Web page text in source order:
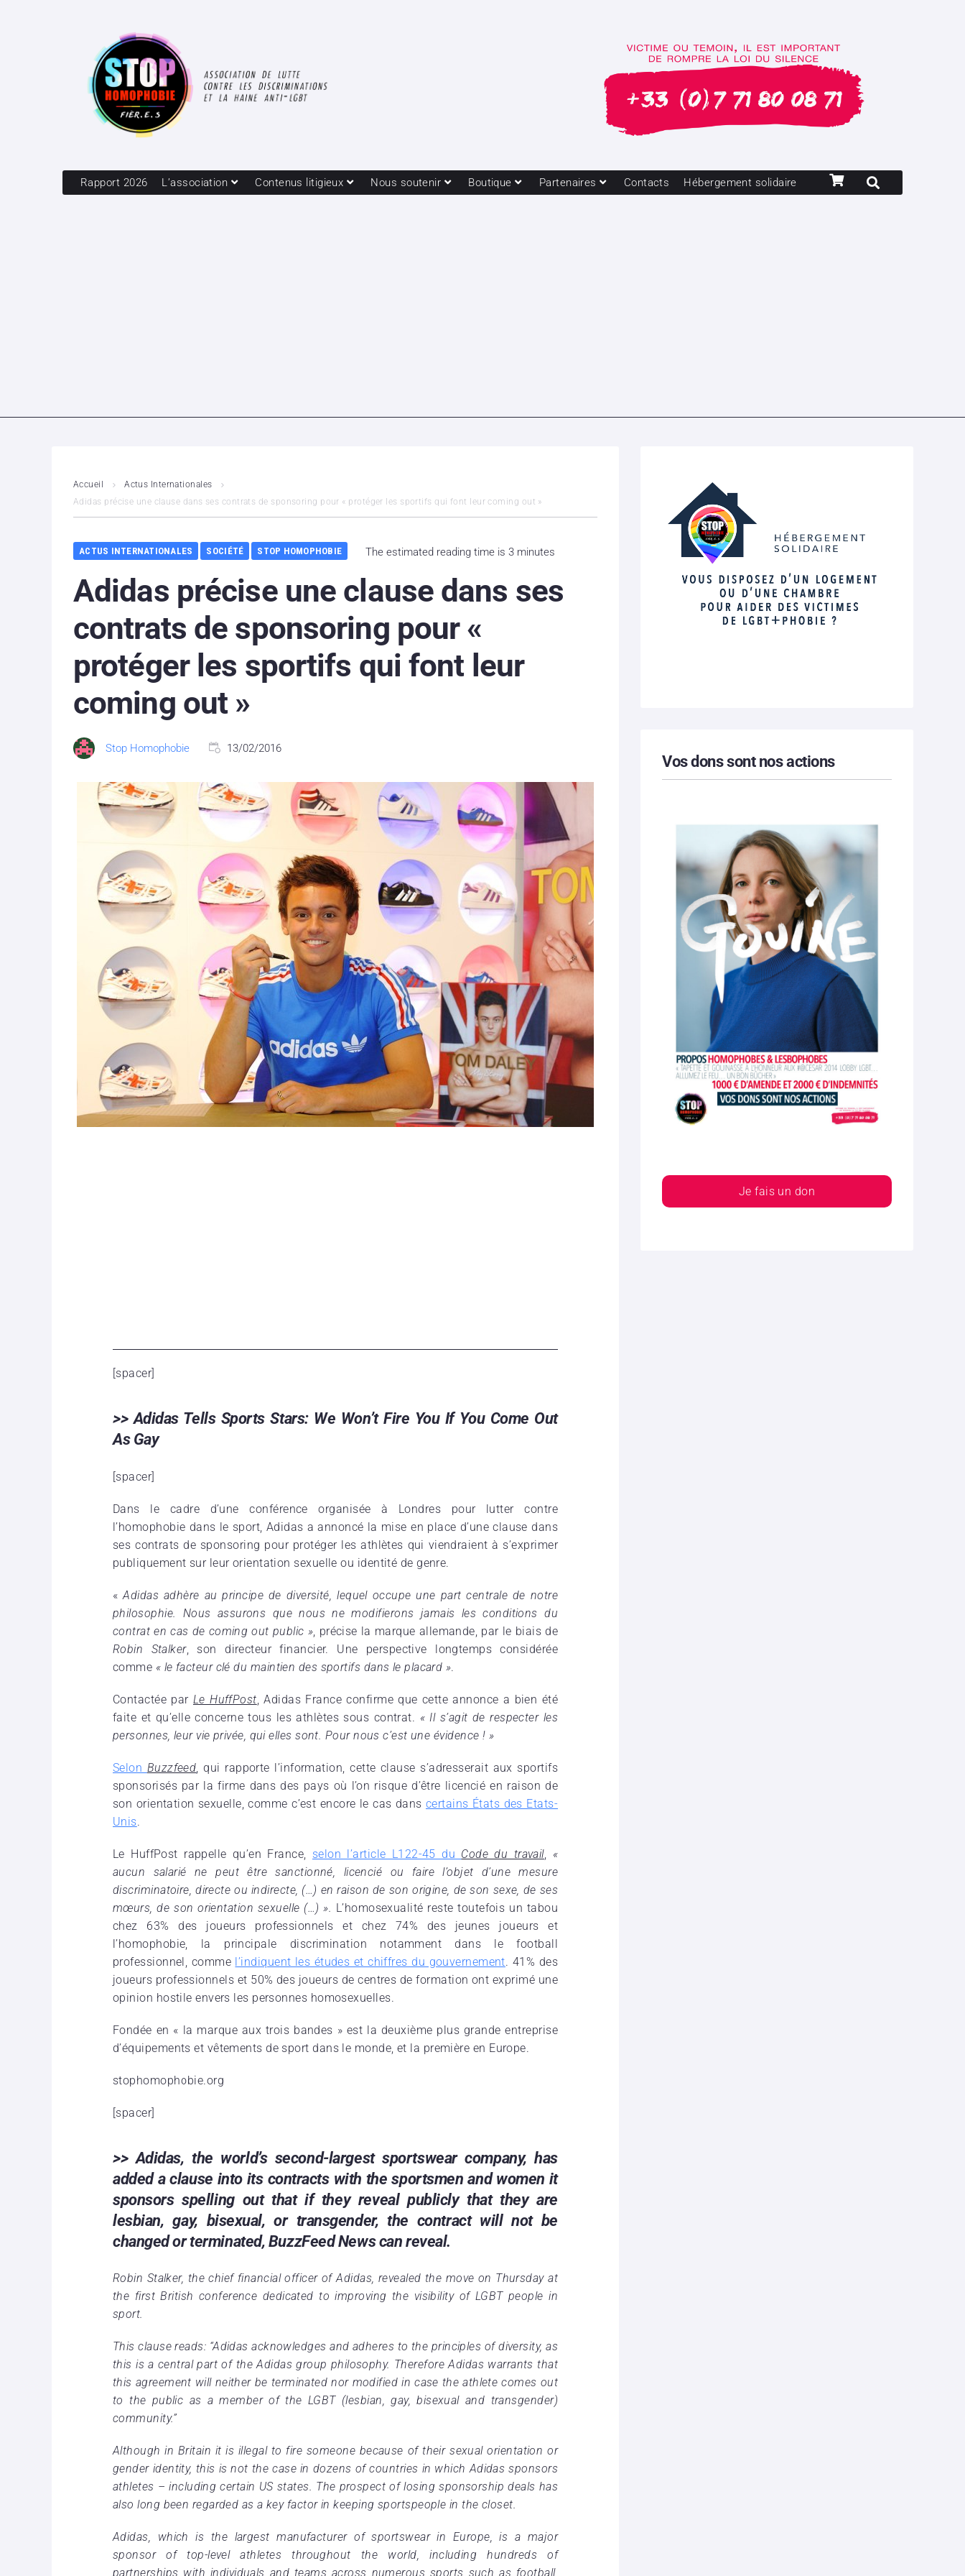
Rapport 2026 L’association Contenus litigieux Nous soutenir Boutique Partenaires Contacts Hébergement solidaire
Accueil
Actus Internationales
Adidas précise une clause dans ses contrats de sponsoring pour « protéger les sportifs qui font leur coming out »
ACTUS INTERNATIONALES SOCIÉTÉ STOP HOMOPHOBIE The estimated reading time is 3 minutes
Adidas précise une clause dans ses
contrats de sponsoring pour «
protéger les sportifs qui font leur
coming out »
Stop Homophobie 13/02/2016
[spacer]
>> Adidas Tells Sports Stars: We Won’t Fire You If You Come Out
As Gay
[spacer]
Dans le cadre d’une conférence organisée à Londres pour lutter contre
l’homophobie dans le sport, Adidas a annoncé la mise en place d’une clause dans
ses contrats de sponsoring pour protéger les athlètes qui viendraient à s’exprimer
publiquement sur leur orientation sexuelle ou identité de genre.
« Adidas adhère au principe de diversité, lequel occupe une part centrale de notre
philosophie. Nous assurons que nous ne modifierons jamais les conditions du
contrat en cas de coming out public » , précise la marque allemande, par le biais de
Robin Stalker, son directeur financier. Une perspective longtemps considérée
comme « le facteur clé du maintien des sportifs dans le placard ».
Contactée par Le HuffPost , Adidas France confirme que cette annonce a bien été
faite et qu’elle concerne tous les athlètes sous contrat. « Il s’agit de respecter les
personnes, leur vie privée, qui elles sont. Pour nous c’est une évidence ! »
Selon Buzzfeed , qui rapporte l’information, cette clause s’adresserait aux sportifs
sponsorisés par lafirme dans des pays où l’on risque d’être licencié en raison de
son orientation sexuelle, comme c’est encore le cas dans certains États des Etats-
Unis.
Le HuffPost rappelle qu’en France, selon l’article L122-45 du Code du travail, «
aucun salarié ne peut être sanctionné, licencié ou faire l’objet d’une mesure
discriminatoire, directe ou indirecte, (…) en raison de son origine, de son sexe, de ses
mœurs, de son orientation sexuelle (…) ». L’homosexualité reste toutefois un tabou
chez 63% des joueurs professionnels et chez 74% des jeunes joueurs et
l’homophobie, la principale discrimination notamment dans le football
professionnel, comme l’indiquent les études et chiffres du gouvernement. 41% des
joueurs professionnels et 50% des joueurs de centres de formation ont exprimé une
opinion hostile envers les personnes homosexuelles.
Fondée en « la marque aux trois bandes » est la deuxième plus grande entreprise
d’équipements et vêtements de sport dans le monde, et la première en Europe.
stophomophobie.org
[spacer]
>> Adidas, the world’s second-largest sportswear company, has
added a clause into its contracts with the sportsmen and women it
sponsors spelling out that if they reveal publicly that they are
lesbian, gay, bisexual, or transgender, the contract will not be
changed or terminated, BuzzFeed News can reveal.
Robin Stalker, the chief financial officer of Adidas, revealed the move on Thursday at
the first British conference dedicated to improving the visibility of LGBT people in
sport.
This clause reads: “Adidas acknowledges and adheres to the principles of diversity, as
this is a central part of the Adidas group philosophy. Therefore Adidas warrants that
this agreement will neither be terminated nor modified in case the athlete comes out
to the public as a member of the LGBT (lesbian, gay, bisexual and transgender)
community.”
Although in Britain it is illegal to fire someone because of their sexual orientation or
gender identity, this is not the case in dozens of countries in which Adidas sponsors
athletes – including certain US states. The prospect of losing sponsorship deals has
also long been regarded as a key factor in keeping sportspeople in the closet.
Adidas, which is the largest manufacturer of sportswear in Europe, is a major
sponsor of top-level athletes throughout the world, including hundreds of
partnerships with individuals and teams across numerous sports such as football,
Vos dons sont nos actions
Je fais un don